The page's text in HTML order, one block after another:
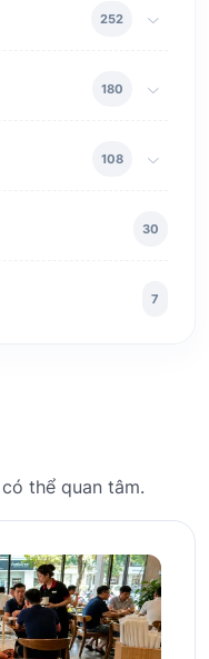
252
180
108
30
7
thể quan tâm.